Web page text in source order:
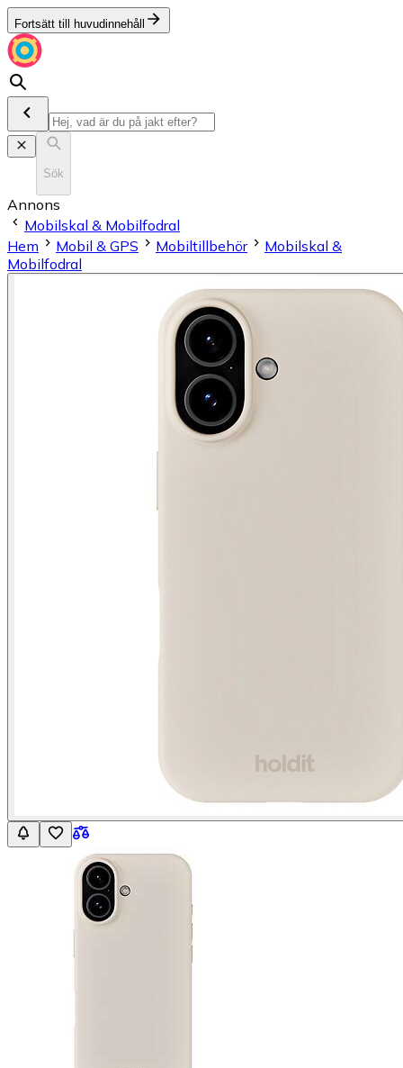
Fortsätt till huvudinnehåll
Sök
Annons
Mobilskal & Mobilfodral
Hem
Mobil & GPS Mobiltillbehör
Mobilskal &
Mobilfodral